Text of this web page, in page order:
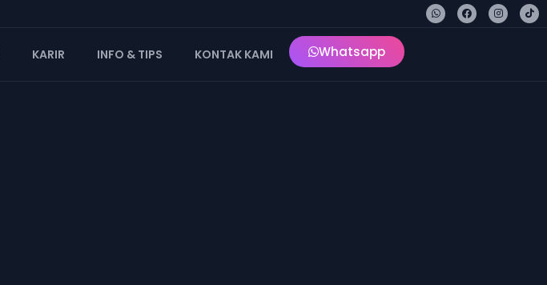
KARIR INFO & TIPS KONTAK KAMI Whatsapp